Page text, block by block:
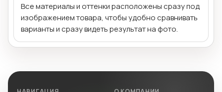
Все материалы и оттенки расположены сразу под
изображением товара, чтобы удобно сравнивать
варианты и сразу видеть результат на фото.